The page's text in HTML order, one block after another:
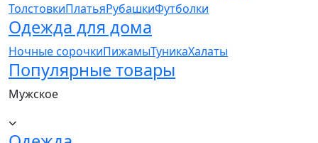
ТолстовкиПлатьяРубашкиФутболки
Одежда для дома
Ночные сорочкиПижамыТуникаХалаты
Популярные товары
Мужское